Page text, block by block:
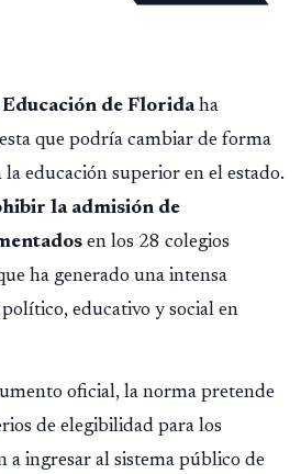
de Floridaha
que podría cambiar de forma
la educación superior en el estado.
la admisión de
en los 28 colegios
ha generado una intensa
educativo y social en
oficial, la norma pretende
de elegibilidad para los
a ingresar al sistema público de